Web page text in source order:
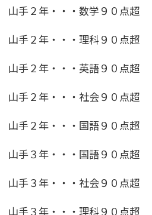
山手２年・・・数学９０点超
山手２年・・・理科９０点超
山手２年・・・英語９０点超
山手２年・・・社会９０点超
山手２年・・・国語９０点超
山手３年・・・国語９０点超
山手３年・・・社会９０点超
山手３年・・・理科９０点超